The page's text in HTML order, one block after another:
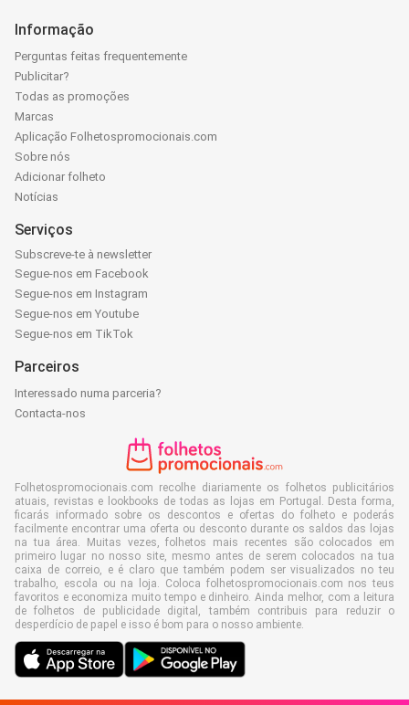
Informação
Perguntas feitas frequentemente
Publicitar?
Todas as promoções
Marcas
Aplicação Folhetospromocionais.com
Sobre nós
Adicionar folheto
Notícias
Serviços
Subscreve-te à newsletter
Segue-nos em Facebook
Segue-nos em Instagram
Segue-nos em Youtube
Segue-nos em TikTok
Parceiros
Interessado numa parceria?
Contacta-nos
Folhetospromocionais.com recolhe diariamente os folhetos publicitários
atuais, revistas e lookbooks de todas as lojas em Portugal. Desta forma,
ficarás informado sobre os descontos e ofertas do folheto e poderás
facilmente encontrar uma oferta ou desconto durante os saldos das lojas
na tua área. Muitas vezes, folhetos mais recentes são colocados em
primeiro lugar no nosso site, mesmo antes de serem colocados na tua
caixa de correio, e é claro que também podem ser visualizados no teu
trabalho, escola ou na loja. Coloca folhetospromocionais.com nos teus
favoritos e economiza muito tempo e dinheiro. Ainda melhor, com a leitura
de folhetos de publicidade digital, também contribuis para reduzir o
desperdício de papel e isso é bom para o nosso ambiente.